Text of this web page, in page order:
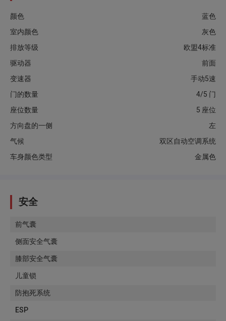
颜色
蓝色
室内颜色
灰色
排放等级
欧盟4标准
驱动器
前面
变速器
手动5速
门的数量
4/5 门
座位数量
5 座位
方向盘的一侧
左
气候
双区自动空调系统
车身颜色类型
金属色
安全
前气囊
侧面安全气囊
膝部安全气囊
儿童锁
防抱死系统
ESP